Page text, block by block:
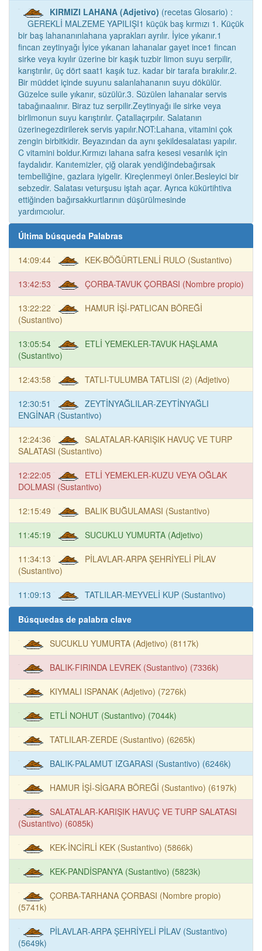
KIRMIZI LAHANA (Adjetivo) (recetas Glosario) :
GEREKLİ MALZEME YAPILIŞI1 küçük baş kırmızı 1. Küçük
bir baş lahananınlahana yaprakları ayrılır. İyice yıkanır.1
fincan zeytinyağı İyice yıkanan lahanalar gayet ince1 fincan
sirke veya kıyılır üzerine bir kaşık tuzbir limon suyu serpilir,
karıştırılır, üç dört saat1 kaşık tuz. kadar bir tarafa bırakılır.2.
Bir müddet içinde suyunu salanlahananın suyu dökülür.
Güzelce suile yıkanır, süzülür.3. Süzülen lahanalar servis
tabağınaalınır. Biraz tuz serpilir.Zeytinyağı ile sirke veya
birlimonun suyu karıştırılır. Çatallaçırpılır. Salatanın
üzerinegezdirilerek servis yapılır.NOT:Lahana, vitamini çok
zengin birbitkidir. Beyazından da aynı şekildesalatası yapılır.
C vitamini boldur.Kırmızı lahana safra kesesi vesarılık için
faydalıdır. Kanıtemizler, çiğ olarak yendiğindebağırsak
tembelliğine, gazlara iyigelir. Kireçlenmeyi önler.Besleyici bir
sebzedir. Salatası veturşusu iştah açar. Ayrıca kükürtihtiva
ettiğinden bağırsakkurtlarının düşürülmesinde
yardımcıolur.
Última búsqueda Palabras
14:09:44 KEK-BÖĞÜRTLENLİ RULO (Sustantivo)
13:42:53 ÇORBA-TAVUK ÇORBASI (Nombre propio)
13:22:22
HAMUR İŞİ-PATLICAN BÖREĞİ
(Sustantivo)
13:05:54
ETLİ YEMEKLER-TAVUK HAŞLAMA
(Sustantivo)
12:43:58 TATLI-TULUMBA TATLISI (2) (Adjetivo)
12:30:51
ZEYTİNYAĞLILAR-ZEYTİNYAĞLI
ENGİNAR (Sustantivo)
12:24:36
SALATALAR-KARIŞIK HAVUÇ VE TURP
SALATASI (Sustantivo)
12:22:05
ETLİ YEMEKLER-KUZU VEYA OĞLAK
DOLMASI (Sustantivo)
12:15:49 BALIK BUĞULAMASI (Sustantivo)
11:45:19 SUCUKLU YUMURTA (Adjetivo)
11:34:13
PİLAVLAR-ARPA ŞEHRİYELİ PİLAV
(Sustantivo)
11:09:13 TATLILAR-MEYVELİ KUP (Sustantivo)
Búsquedas de palabra clave
SUCUKLU YUMURTA (Adjetivo) (8117k)
BALIK-FIRINDA LEVREK (Sustantivo) (7336k)
KIYMALI ISPANAK (Adjetivo) (7276k)
ETLİ NOHUT (Sustantivo) (7044k)
TATLILAR-ZERDE (Sustantivo) (6265k)
BALIK-PALAMUT IZGARASI (Sustantivo) (6246k)
HAMUR İŞİ-SİGARA BÖREĞİ (Sustantivo) (6197k)
SALATALAR-KARIŞIK HAVUÇ VE TURP SALATASI
(Sustantivo) (6085k)
KEK-İNCİRLİ KEK (Sustantivo) (5866k)
KEK-PANDİSPANYA (Sustantivo) (5823k)
ÇORBA-TARHANA ÇORBASI (Nombre propio)
(5741k)
PİLAVLAR-ARPA ŞEHRİYELİ PİLAV (Sustantivo)
(5649k)